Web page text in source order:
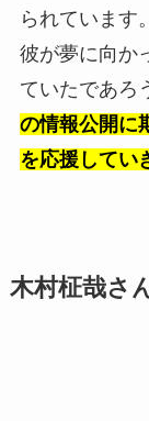
られています
彼が夢に向か
ていたであろ
の情報公開に
を応援してい
木村柾哉さ